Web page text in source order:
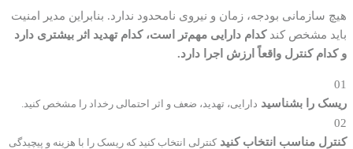
هیچ سازمانی بودجه، زمان و نیروی نامحدود ندارد. بنابراین مدیر امنیت
باید مشخص کندکدام دارایی مهم‌تر است، کدام تهدید اثر بیشتری دارد
و کدام کنترل واقعاً ارزش اجرا دارد.
01
ریسک را بشناسید دارایی، تهدید، ضعف و اثر احتمالی رخداد را مشخص کنید.
02
کنترل مناسب انتخاب کنید کنترلی انتخاب کنید که ریسک را با هزینه و پیچیدگی